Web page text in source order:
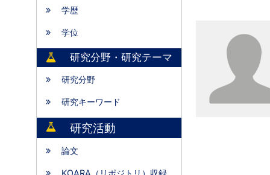
学歴
学位
研究分野・研究テーマ
研究分野
研究キーワード
研究活動
論文
KOARA（リポジトリ）収録